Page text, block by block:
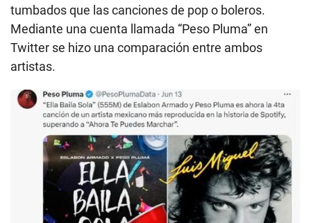
tumbados que las canciones de pop o boleros.
Mediante una cuenta llamada “Peso Pluma” en
Twitter se hizo una comparación entre ambos
artistas.